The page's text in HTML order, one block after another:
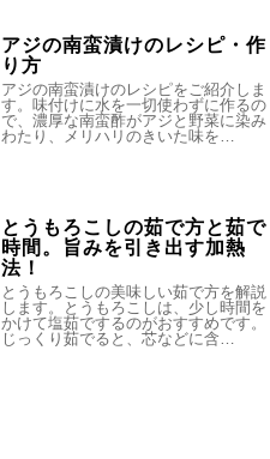
アジの南蛮漬けのレシピ・作
り方
アジの南蛮漬けのレシピをご紹介しま
す。味付けに水を一切使わずに作るの
で、濃厚な南蛮酢がアジと野菜に染み
わたり、メリハリのきいた味を…
とうもろこしの茹で方と茹で
時間。旨みを引き出す加熱
法！
とうもろこしの美味しい茹で方を解説
します。とうもろこしは、少し時間を
かけて塩茹でするのがおすすめです。
じっくり茹でると、芯などに含…